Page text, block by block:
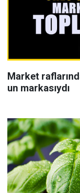
Market
un markasıydı